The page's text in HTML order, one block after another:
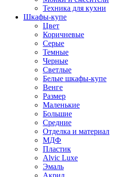
Техника для кухни
Шкафы-купе
Цвет
Коричневые
Серые
Темные
Черные
Светлые
Белые шкафы-купе
Венге
Размер
Маленькие
Большие
Средние
Отделка и материал
МДФ
Пластик
Alvic Luxe
Эмаль
Акрил